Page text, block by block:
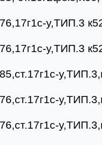
у,ТИП.3
у,ТИП.3